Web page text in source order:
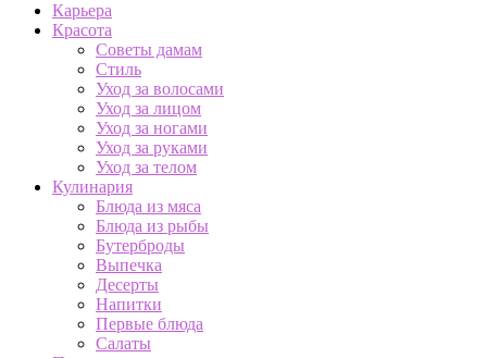
Карьера
Красота
Советы дамам
Стиль
Уход за волосами
Уход за лицом
Уход за ногами
Уход за руками
Уход за телом
Кулинария
Блюда из мяса
Блюда из рыбы
Бутерброды
Выпечка
Десерты
Напитки
Первые блюда
Салаты